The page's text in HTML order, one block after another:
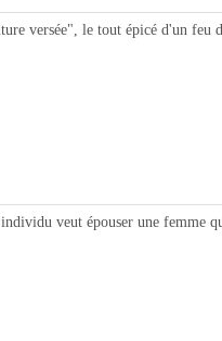
versée", le tout épicé d'un feu
veut épouser une femme